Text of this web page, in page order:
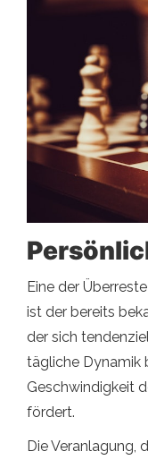
Eine der
ist der bereits
der sich
tägliche Dynamik
Geschwindigkeit
fördert.
Die Veranlagung,